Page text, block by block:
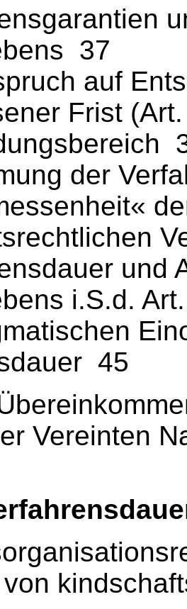
37
auf
Frist
der
und
i.S.d.
45
Vereinten